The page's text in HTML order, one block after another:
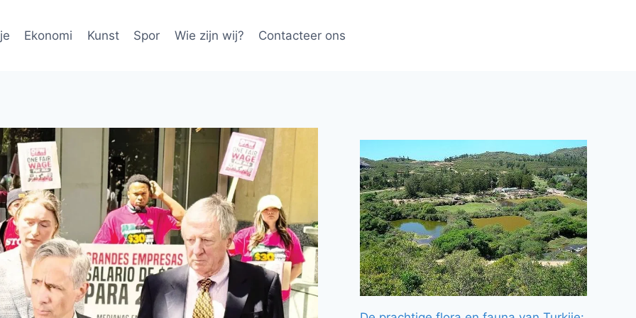
Ekonomi Kunst Spor Wie zijn wij? Contacteer ons